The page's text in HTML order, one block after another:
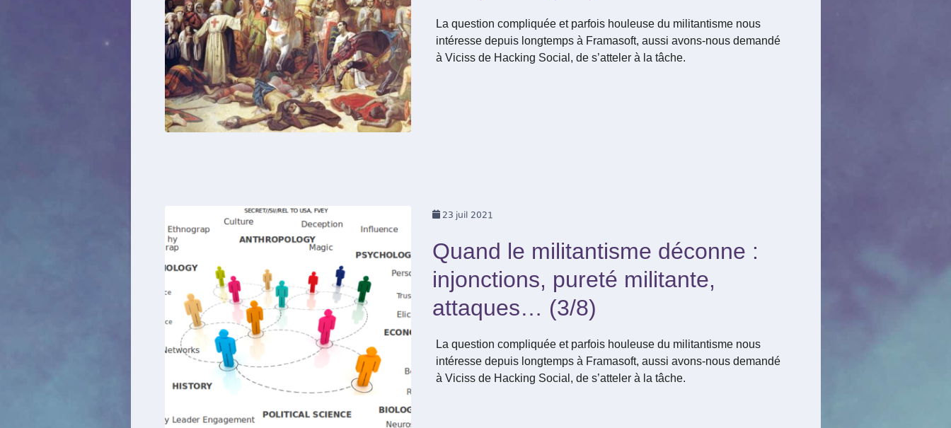
La question compliquée et parfois houleuse du militantisme nous
intéresse depuis longtemps à Framasoft, aussi avons-nous demandé
à Viciss de Hacking Social, de s’atteler à la tâche.
23 juil 2021
Quand le militantisme déconne :
injonctions, pureté militante,
attaques… (3/8)
La question compliquée et parfois houleuse du militantisme nous
intéresse depuis longtemps à Framasoft, aussi avons-nous demandé
à Viciss de Hacking Social, de s’atteler à la tâche.